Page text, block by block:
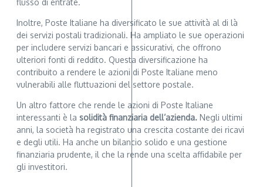
flusso di entrate.
Inoltre, Poste Italiane ha diversificato le sue attività al di là
dei servizi postali tradizionali. Ha ampliato le sue operazioni
per includere servizi bancari e assicurativi, che offrono
ulteriori fonti di reddito. Questa diversificazione ha
contribuito a rendere le azioni di Poste Italiane meno
vulnerabili alle fluttuazioni del settore postale.
Un altro fattore che rende le azioni di Poste Italiane
interessanti è la solidità finanziaria dell’azienda. Negli ultimi
anni, la società ha registrato una crescita costante dei ricavi
e degli utili. Ha anche un bilancio solido e una gestione
finanziaria prudente, il che la rende una scelta affidabile per
gli investitori.